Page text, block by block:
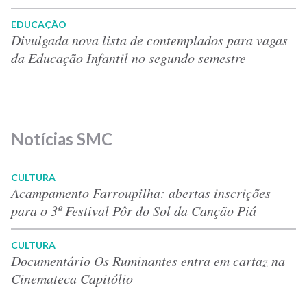
EDUCAÇÃO
Divulgada nova lista de contemplados para vagas
da Educação Infantil no segundo semestre
Notícias SMC
CULTURA
Acampamento Farroupilha: abertas inscrições
para o 3º Festival Pôr do Sol da Canção Piá
CULTURA
Documentário Os Ruminantes entra em cartaz na
Cinemateca Capitólio